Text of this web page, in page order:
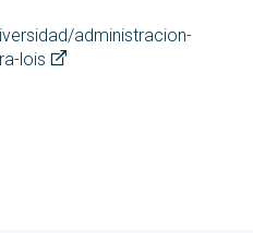
administracion-
lois